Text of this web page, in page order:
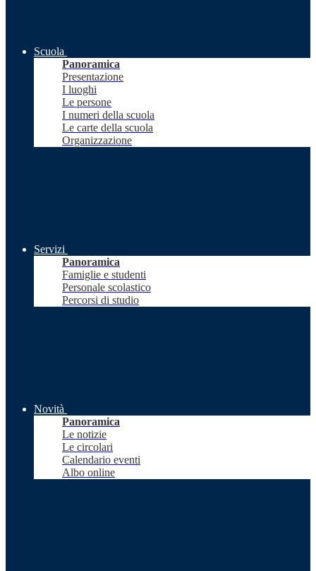
Scuola
Panoramica
Presentazione
I luoghi
Le persone
I numeri della scuola
Le carte della scuola
Organizzazione
Servizi
Panoramica
Famiglie e studenti
Personale scolastico
Percorsi di studio
Novità
Panoramica
Le notizie
Le circolari
Calendario eventi
Albo online